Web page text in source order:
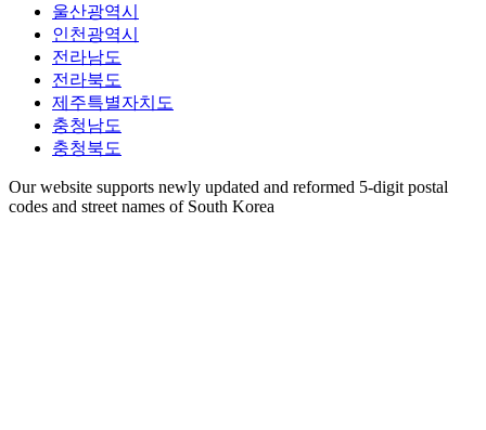
울산광역시
인천광역시
전라남도
전라북도
제주특별자치도
충청남도
충청북도
Our website supports newly updated and reformed 5-digit postal
codes and street names of South Korea